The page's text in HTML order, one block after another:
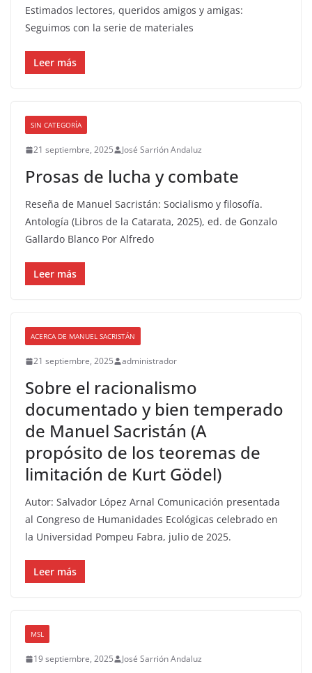
Estimados lectores, queridos amigos y amigas:
Seguimos con la serie de materiales
Leer más
SIN CATEGORÍA
21 septiembre, 2025 José Sarrión Andaluz
Prosas de lucha y combate
Reseña de Manuel Sacristán: Socialismo y filosofía.
Antología (Libros de la Catarata, 2025), ed. de Gonzalo
Gallardo Blanco Por Alfredo
Leer más
ACERCA DE MANUEL SACRISTÁN
21 septiembre, 2025 administrador
Sobre el racionalismo
documentado y bien temperado
de Manuel Sacristán (A
propósito de los teoremas de
limitación de Kurt Gödel)
Autor: Salvador López Arnal Comunicación presentada
al Congreso de Humanidades Ecológicas celebrado en
la Universidad Pompeu Fabra, julio de 2025.
Leer más
MSL
19 septiembre, 2025 José Sarrión Andaluz